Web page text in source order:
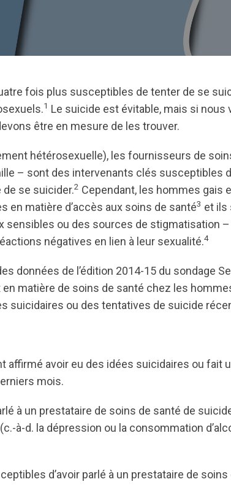
fois plus susceptibles de tenter de se
1 Le suicide est évitable, mais si nous
être en mesure de les trouver.
hétérosexuelle), les fournisseurs de
– sont des intervenants clés susceptibles
se suicider.2 Cependant, les hommes gais
matière d’accès aux soins de santé3 et ils
sensibles ou des sources de stigmatisation
négatives en lien à leur sexualité.4
données de l’édition 2014-15 du sondage
matière de soins de santé chez les
suicidaires ou des tentatives de suicide
affirmé avoir eu des idées suicidaires ou fait
mois.
à un prestataire de soins de santé de
à-d. la dépression ou la consommation
d’avoir parlé à un prestataire de soins